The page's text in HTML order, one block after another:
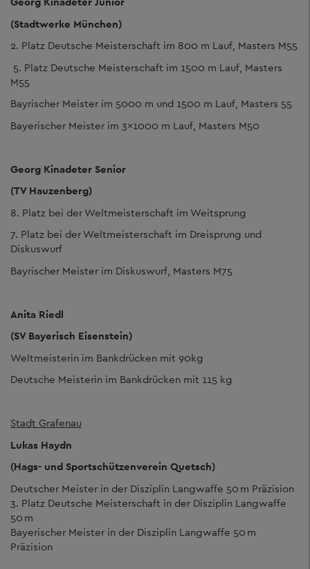
(Stadtwerke München)
2. Platz Deutsche Meisterschaft im 800 m Lauf, Masters M55
5. Platz Deutsche Meisterschaft im 1500 m Lauf, Masters
M55
Bayrischer Meister im 5000 m und 1500 m Lauf, Masters 55
Bayerischer Meister im 3x1000 m Lauf, Masters M50
Georg Kinadeter Senior
(TV Hauzenberg)
8. Platz bei der Weltmeisterschaft im Weitsprung
7. Platz bei der Weltmeisterschaft im Dreisprung und
Diskuswurf
Bayrischer Meister im Diskuswurf, Masters M75
Anita Riedl
(SV Bayerisch Eisenstein)
Weltmeisterin im Bankdrücken mit 90kg
Deutsche Meisterin im Bankdrücken mit 115 kg
Stadt Grafenau
Lukas Haydn
(Hags- und Sportschützenverein Quetsch)
Deutscher Meister in der Disziplin Langwaffe 50 m Präzision
3. Platz Deutsche Meisterschaft in der Disziplin Langwaffe
50 m
Bayerischer Meister in der Disziplin Langwaffe 50 m
Präzision